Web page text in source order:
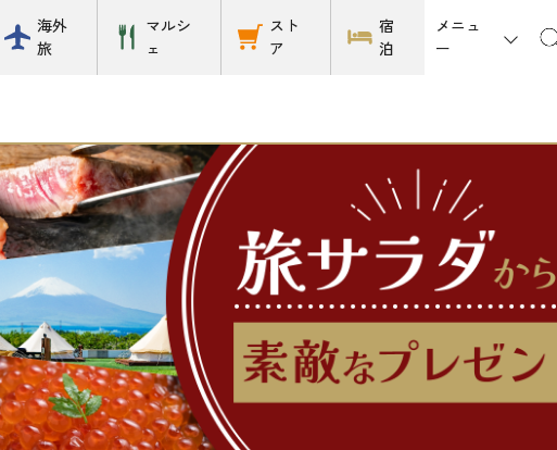
海外
旅
マルシ
ェ
スト
ア
宿
泊
メニュ
ー